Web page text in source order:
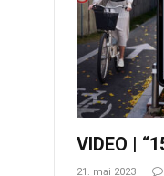
VIDEO |
21. mai 2023